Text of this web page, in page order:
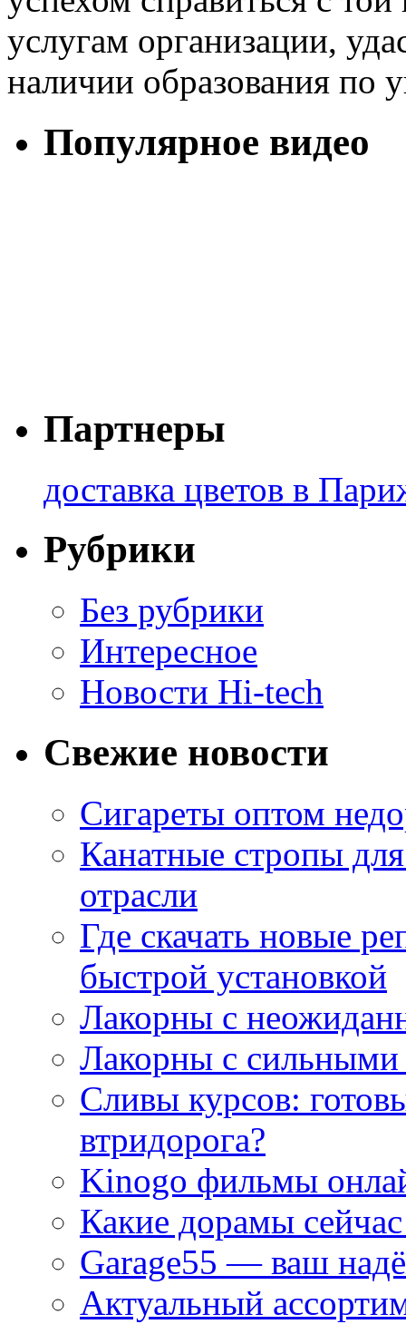
услугам организации,
наличии образования по
Популярное видео
Партнеры
доставка цветов в
Рубрики
Без рубрики
Интересное
Новости Hi-tech
Свежие новости
Сигареты оптом
Канатные стропы
отрасли
Где скачать новые
быстрой установкой
Лакорны с
Лакорны с сильными
Сливы курсов:
втридорога?
Kinogo фильмы
Какие дорамы
Garage55 — ваш
Актуальный